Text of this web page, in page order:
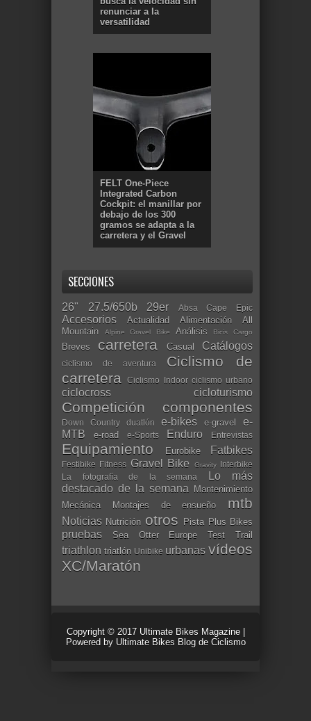
renunciar a la
versatilidad
FELT One-Piece
Integrated Carbon
Cockpit: el manillar por
debajo de los 300
gramos se adapta a la
carretera y el Gravel
SECCIONES
26" 27.5/650b 29er Absa Cape Epic
Accesorios Actualidad Alimentación
All
Mountain
Alpine Gravel Bike Análisis Bicis Cargo
Breves carretera Casual Catálogos
ciclismo de aventura
Ciclismo de
carretera
Ciclismo Indoor ciclismo urbano
ciclocross cicloturismo
Competición componentes
Down Country duatlón e-bikes e-gravel
e-
MTB
e-road e-Sports Enduro Entrevistas
Equipamiento Eurobike Fatbikes
Festibike Fitness Gravel Bike Gravity Interbike
La fotografía de la semana
Lo más
destacado de la semana Mantenimiento
Mecánica
Montajes de ensueño mtb
Noticias Nutrición otros Pista Plus Bikes
pruebas Sea Otter Europe Test Trail
triathlon triatlón Unibike urbanas vídeos
XC/Maratón
Copyright © 2017 Ultimate Bikes Magazine|
Powered by Ultimate Bikes Blog de Ciclismo